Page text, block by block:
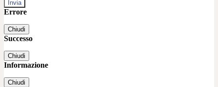
Errore
Chiudi
Successo
Chiudi
Informazione
Chiudi